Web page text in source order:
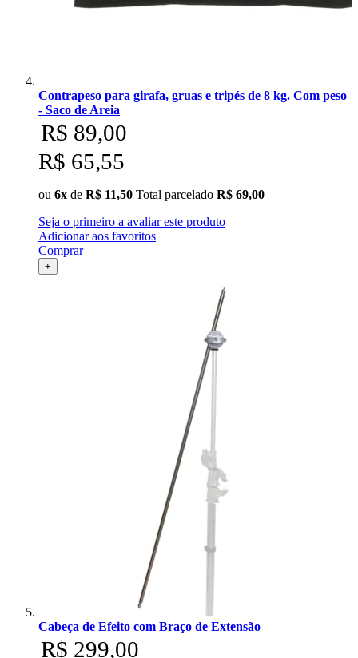
Contrapeso para girafa, gruas e tripés de 8 kg. Com peso
- Saco de Areia
R$ 89,00
R$ 65,55
ou 6x de R$ 11,50 Total parcelado R$ 69,00
Seja o primeiro a avaliar este produto
Adicionar aos favoritos
Comprar
+
Cabeça de Efeito com Braço de Extensão
R$ 299,00